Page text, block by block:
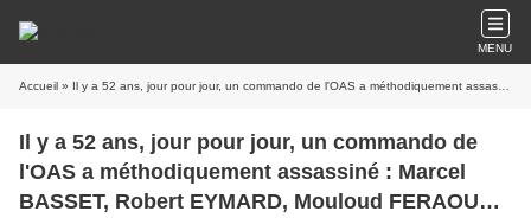
MENU
Accueil » Il y a 52 ans, jour pour jour, un commando de l'OAS a méthodiquement assassiné : Marcel BASSET, Robert EYMARD, Mouloud FERAOUN, Ali HAMMOUTENE, Max MARCHAND, Salah OULD AOUDIA
Il y a 52 ans, jour pour jour, un commando de
l'OAS a méthodiquement assassiné : Marcel
BASSET, Robert EYMARD, Mouloud FERAOUN,